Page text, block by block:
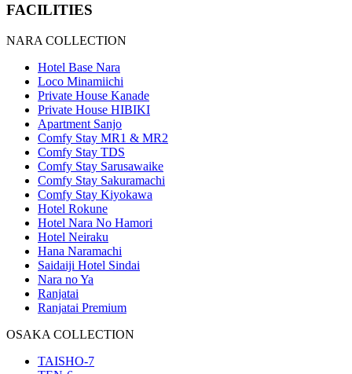
FACILITIES
NARA COLLECTION
Hotel Base Nara
Loco Minamiichi
Private House Kanade
Private House HIBIKI
Apartment Sanjo
Comfy Stay MR1 & MR2
Comfy Stay TDS
Comfy Stay Sarusawaike
Comfy Stay Sakuramachi
Comfy Stay Kiyokawa
Hotel Rokune
Hotel Nara No Hamori
Hotel Neiraku
Hana Naramachi
Saidaiji Hotel Sindai
Nara no Ya
Ranjatai
Ranjatai Premium
OSAKA COLLECTION
TAISHO-7